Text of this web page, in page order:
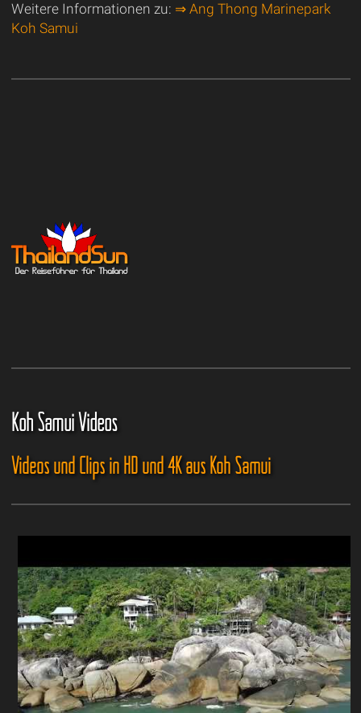
Weitere Informationen zu: ⇒ Ang Thong Marinepark
Koh Samui
Koh Samui Videos
Videos und Clips in HD und 4K aus Koh Samui